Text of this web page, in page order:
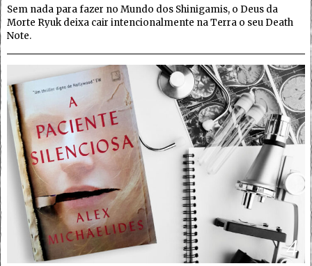
Sem nada para fazer no Mundo dos Shinigamis, o Deus da
Morte Ryuk deixa cair intencionalmente na Terra o seu Death
Note.
4